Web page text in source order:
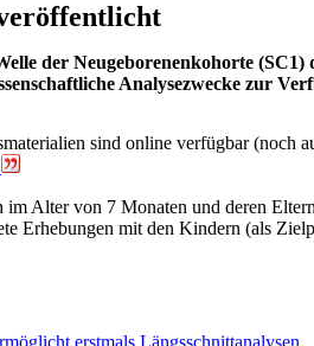
der Neugeborenenkohorte
Analysezwecke zur
sind online verfügbar (noch
im Alter von 7 Monaten und deren
Erhebungen mit den Kindern (als